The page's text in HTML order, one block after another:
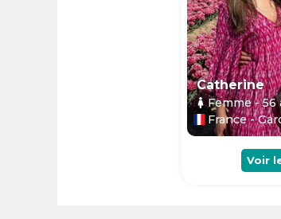
Catherine
Femme- 56
France -
Voir